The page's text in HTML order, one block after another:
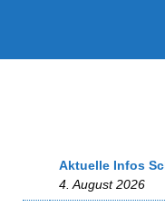
Aktuelle Infos
4. August 2026